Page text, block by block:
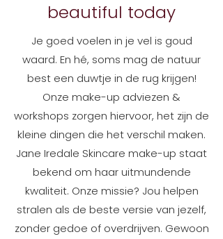
beautiful today
Je goed voelen in je vel is goud
waard. En hé, soms mag de natuur
best een duwtje in de rug krijgen!
Onze make-up adviezen &
workshops zorgen hiervoor, het zijn de
kleine dingen die het verschil maken.
Jane Iredale Skincare make-up staat
bekend om haar uitmundende
kwaliteit. Onze missie? Jou helpen
stralen als de beste versie van jezelf,
zonder gedoe of overdrijven. Gewoon